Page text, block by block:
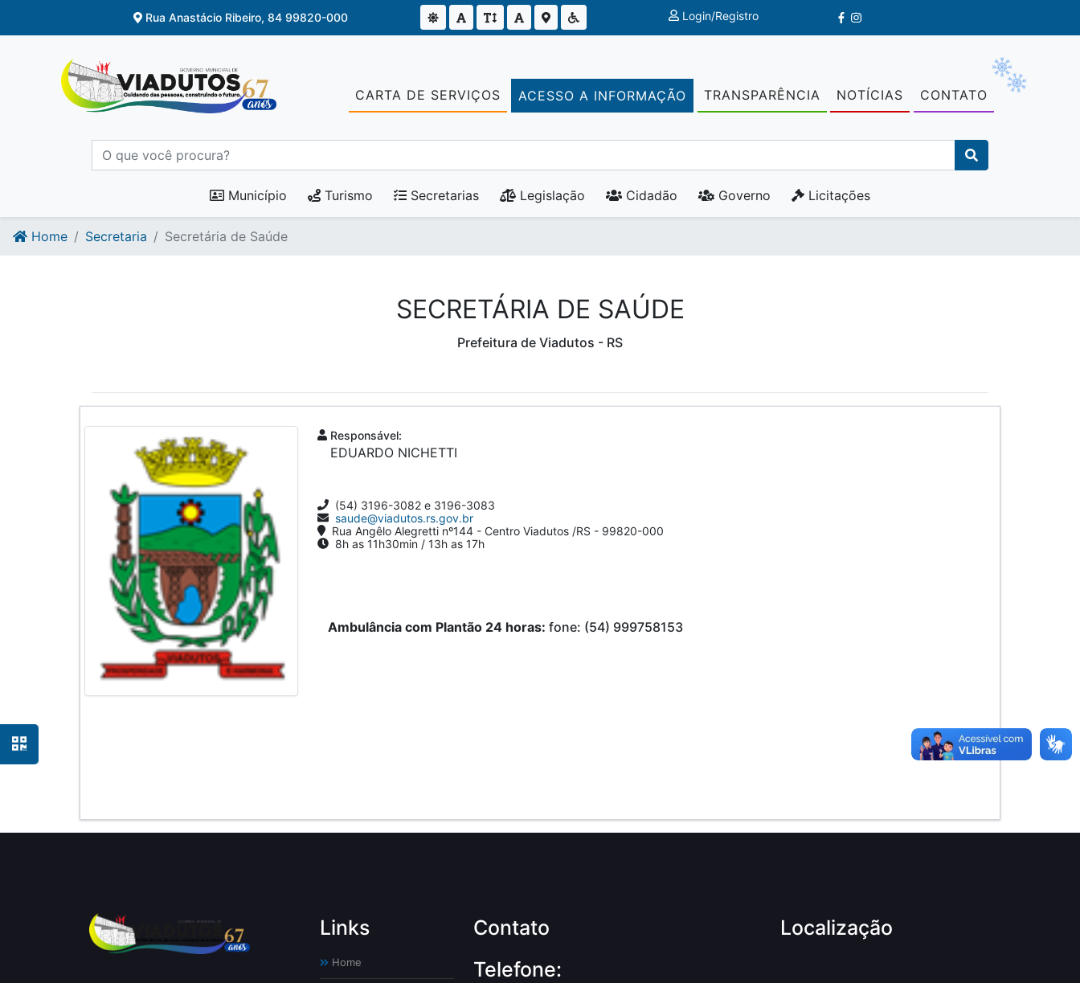
Ir para o fim do conteúdo
Rua Anastácio Ribeiro, 84 99820-000 Login/Registro
CARTA DE SERVIÇOS ACESSO A INFORMAÇÃO TRANSPARÊNCIA NOTÍCIAS CONTATO
Município Turismo Secretarias Legislação Cidadão Governo Licitações
Home Secretaria Secretária de Saúde
SECRETÁRIA DE SAÚDE
Prefeitura de Viadutos - RS
Responsável:
EDUARDO NICHETTI
(54) 3196-3082 e 3196-3083
saude@viadutos.rs.gov.br
Rua Angêlo Alegretti nº144 - Centro Viadutos /RS - 99820-000
8h as 11h30min / 13h as 17h
Ambulância com Plantão 24 horas: fone: (54) 999758153
Links
Home
Contato
Telefone:
Localização